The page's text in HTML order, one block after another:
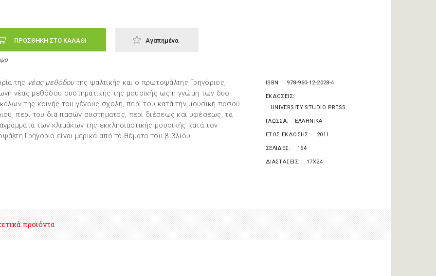
ΠΡΟΣΘΗΚΗ ΣΤΟ ΚΑΛΑΘΙ Αγαπημένα
της νέας μεθόδουτης ψαλτικής και ο πρωτοψάλτης Γρηγόριος,
νέας μεθόδου συστηματικής της μουσικής ως η γνώμη των δυο
της κοινής του γένους σχολή, περί του κατά την μουσική ποσού
περί του δια πασών συστήματος, περί διέσεως και υφέσεως, τα
των κλιμάκων της εκκλησιαστικής μουσικής κατά τον
Γρηγόριο είναι μερικά από τα θέματα του βιβλίου.
ISBN 978-960-12-2028-4
ΕΚΔΟΣΕΙΣ
UNIVERSITY STUDIO PRESS
ΓΛΩΣΣΑ ΕΛΛΗΝΙΚΑ
ΕΤΟΣ ΕΚΔΟΣΗΣ 2011
ΣΕΛΙΔΕΣ 164
ΔΙΑΣΤΑΣΕΙΣ 17X24
προϊόντα